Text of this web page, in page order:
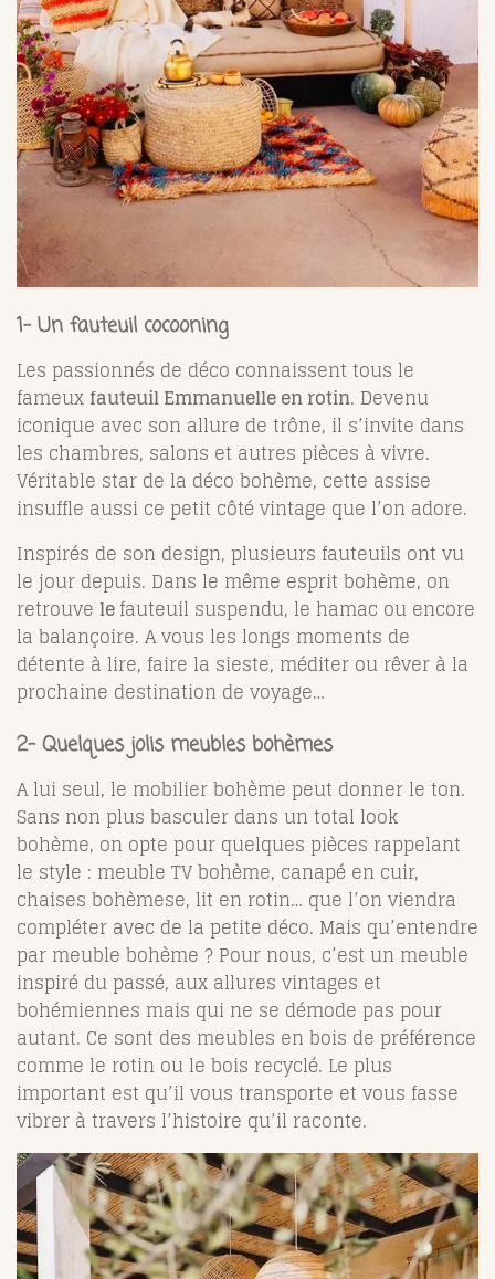
1- Un fauteuil cocooning
Les passionnés de déco connaissent tous le
fameux fauteuil Emmanuelle en rotin. Devenu
iconique avec son allure de trône, il s’invite dans
les chambres, salons et autres pièces à vivre.
Véritable star de la déco bohème, cette assise
insuffle aussi ce petit côté vintage que l’on adore.
Inspirés de son design, plusieurs fauteuils ont vu
le jour depuis. Dans le même esprit bohème, on
retrouve lefauteuil suspendu, le hamac ou encore
la balançoire. A vous les longs moments de
détente à lire, faire la sieste, méditer ou rêver à la
prochaine destination de voyage…
2- Quelques jolis meubles bohèmes
A lui seul, le mobilier bohème peut donner le ton.
Sans non plus basculer dans un total look
bohème, on opte pour quelques pièces rappelant
le style : meuble TV bohème, canapé en cuir,
chaises bohèmese, lit en rotin… que l’on viendra
compléter avec de la petite déco. Mais qu’entendre
par meuble bohème ? Pour nous, c’est un meuble
inspiré du passé, aux allures vintages et
bohémiennes mais qui ne se démode pas pour
autant. Ce sont des meubles en bois de préférence
comme le rotin ou le bois recyclé. Le plus
important est qu’il vous transporte et vous fasse
vibrer à travers l’histoire qu’il raconte.